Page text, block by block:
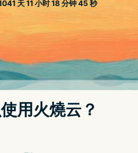
不可或缺的部分。然而，当我们想要
会遇到 iPhone 或 Android 到底哪
比较适合自己？这类的困扰。